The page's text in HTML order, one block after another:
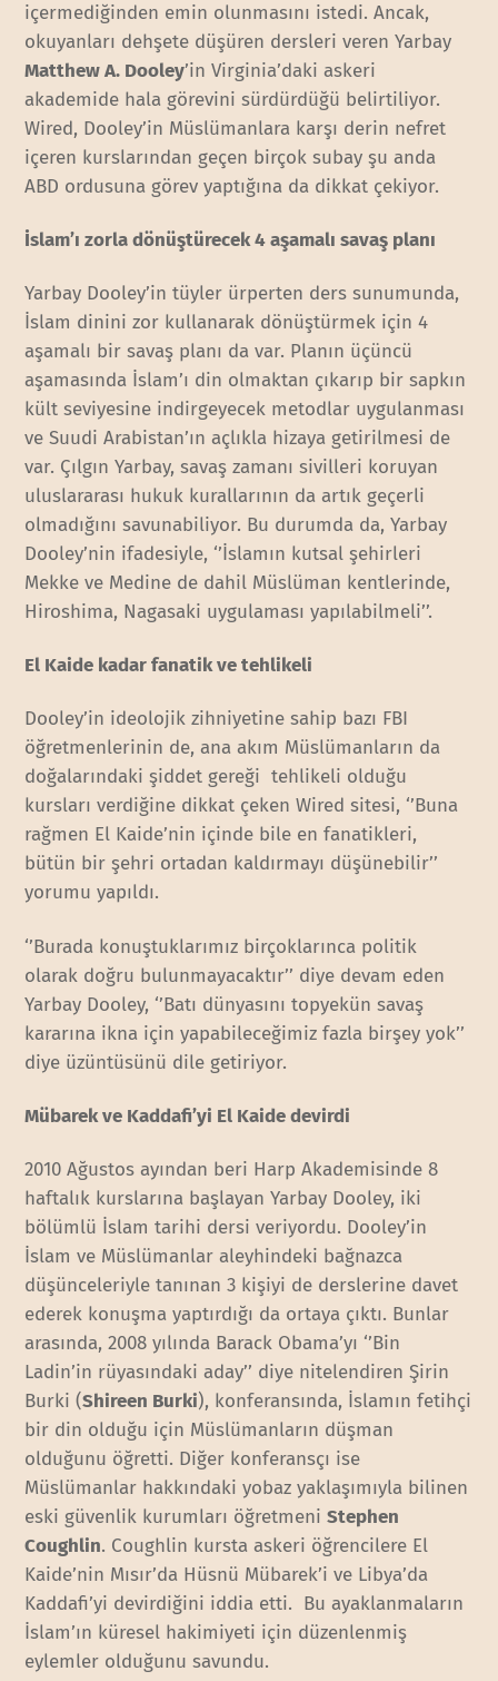
içermediğinden emin olunmasını istedi. Ancak,
okuyanları dehşete düşüren dersleri veren Yarbay
Matthew A. Dooley’in Virginia’daki askeri
akademide hala görevini sürdürdüğü belirtiliyor.
Wired, Dooley’in Müslümanlara karşı derin nefret
içeren kurslarından geçen birçok subay şu anda
ABD ordusuna görev yaptığına da dikkat çekiyor.
İslam’ı zorla dönüştürecek 4 aşamalı savaş planı
Yarbay Dooley’in tüyler ürperten ders sunumunda,
İslam dinini zor kullanarak dönüştürmek için 4
aşamalı bir savaş planı da var. Planın üçüncü
aşamasında İslam’ı din olmaktan çıkarıp bir sapkın
kült seviyesine indirgeyecek metodlar uygulanması
ve Suudi Arabistan’ın açlıkla hizaya getirilmesi de
var. Çılgın Yarbay, savaş zamanı sivilleri koruyan
uluslararası hukuk kurallarının da artık geçerli
olmadığını savunabiliyor. Bu durumda da, Yarbay
Dooley’nin ifadesiyle, ‘’İslamın kutsal şehirleri
Mekke ve Medine de dahil Müslüman kentlerinde,
Hiroshima, Nagasaki uygulaması yapılabilmeli’’.
El Kaide kadar fanatik ve tehlikeli
Dooley’in ideolojik zihniyetine sahip bazı FBI
öğretmenlerinin de, ana akım Müslümanların da
doğalarındaki şiddet gereği tehlikeli olduğu
kursları verdiğine dikkat çeken Wired sitesi, ‘’Buna
rağmen El Kaide’nin içinde bile en fanatikleri,
bütün bir şehri ortadan kaldırmayı düşünebilir’’
yorumu yapıldı.
‘’Burada konuştuklarımız birçoklarınca politik
olarak doğru bulunmayacaktır’’ diye devam eden
Yarbay Dooley, ‘’Batı dünyasını topyekün savaş
kararına ikna için yapabileceğimiz fazla birşey yok’’
diye üzüntüsünü dile getiriyor.
Mübarek ve Kaddafi’yi El Kaide devirdi
2010 Ağustos ayından beri Harp Akademisinde 8
haftalık kurslarına başlayan Yarbay Dooley, iki
bölümlü İslam tarihi dersi veriyordu. Dooley’in
İslam ve Müslümanlar aleyhindeki bağnazca
düşünceleriyle tanınan 3 kişiyi de derslerine davet
ederek konuşma yaptırdığı da ortaya çıktı. Bunlar
arasında, 2008 yılında Barack Obama’yı ‘’Bin
Ladin’in rüyasındaki aday’’ diye nitelendiren Şirin
Burki (Shireen Burki), konferansında, İslamın fetihçi
bir din olduğu için Müslümanların düşman
olduğunu öğretti. Diğer konferansçı ise
Müslümanlar hakkındaki yobaz yaklaşımıyla bilinen
eski güvenlik kurumları öğretmeniStephen
Coughlin. Coughlin kursta askeri öğrencilere El
Kaide’nin Mısır’da Hüsnü Mübarek’i ve Libya’da
Kaddafi’yi devirdiğini iddia etti. Bu ayaklanmaların
İslam’ın küresel hakimiyeti için düzenlenmiş
eylemler olduğunu savundu.